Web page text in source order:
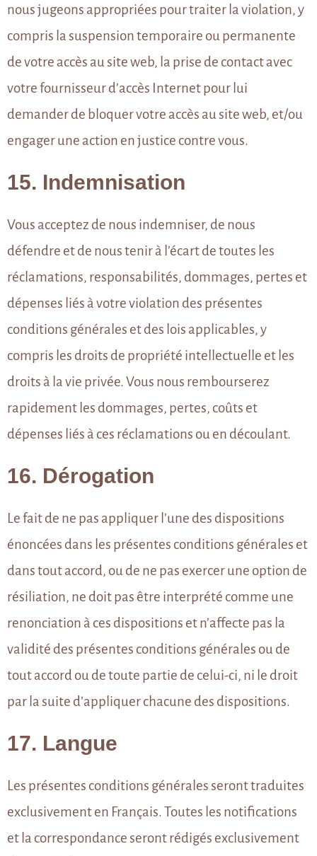
nous jugeons appropriées pour traiter la violation, y
compris la suspension temporaire ou permanente
de votre accès au site web, la prise de contact avec
votre fournisseur d’accès Internet pour lui
demander de bloquer votre accès au site web, et/ou
engager une action en justice contre vous.
15. Indemnisation
Vous acceptez de nous indemniser, de nous
défendre et de nous tenir à l’écart de toutes les
réclamations, responsabilités, dommages, pertes et
dépenses liés à votre violation des présentes
conditions générales et des lois applicables, y
compris les droits de propriété intellectuelle et les
droits à la vie privée. Vous nous rembourserez
rapidement les dommages, pertes, coûts et
dépenses liés à ces réclamations ou en découlant.
16. Dérogation
Le fait de ne pas appliquer l’une des dispositions
énoncées dans les présentes conditions générales et
dans tout accord, ou de ne pas exercer une option de
résiliation, ne doit pas être interprété comme une
renonciation à ces dispositions et n’affecte pas la
validité des présentes conditions générales ou de
tout accord ou de toute partie de celui-ci, ni le droit
par la suite d’appliquer chacune des dispositions.
17. Langue
Les présentes conditions générales seront traduites
exclusivement en Français. Toutes les notifications
et la correspondance seront rédigés exclusivement